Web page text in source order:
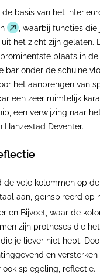
basis van het
, waarbij functies
het zicht zijn gelaten.
plaats in de
bar onder de schuine
het aanbrengen van
een zeer ruimtelijk
een verwijzing naar het
Hanzestad Deventer.
de vele kolommen op
aan, geïnspireerd op
en Bijvoet, waar de
zijn protheses die
je liever niet hebt.
en versterken
ook spiegeling, reflectie.